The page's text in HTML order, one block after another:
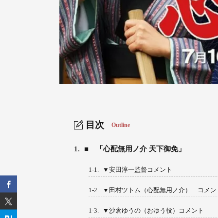
目次 Outline
1. ■ 「心配無用ノ介 天下御免」
1-1. ▼安田淳一監督コメント
1-2. ▼田村ツトム（心配無用ノ介） コメン
1-3. ▼沙倉ゆうの（おゆう役）コメント